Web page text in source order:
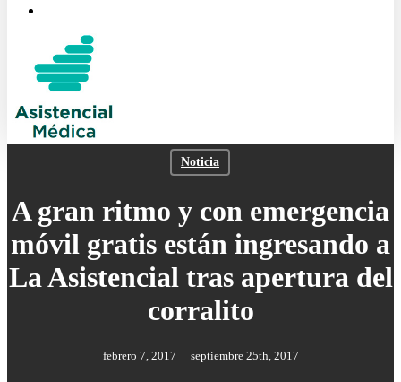
Noticia
A gran ritmo y con emergencia
móvil gratis están ingresando a
La Asistencial tras apertura del
corralito
febrero 7, 2017 septiembre 25th, 2017